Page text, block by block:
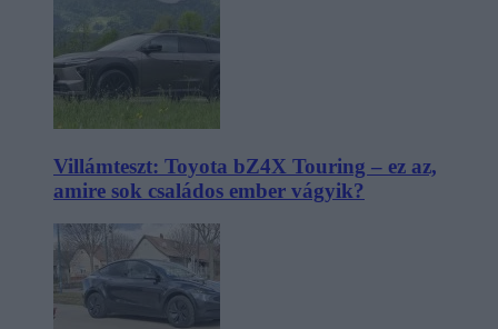
Villámteszt: Toyota bZ4X Touring – ez az,
amire sok családos ember vágyik?